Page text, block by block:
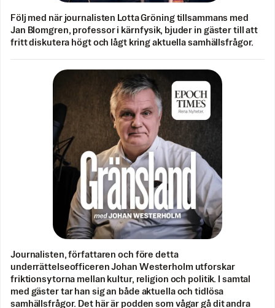
Följ med när journalisten Lotta Gröning tillsammans med
Jan Blomgren, professor i kärnfysik, bjuder in gäster till att
fritt diskutera högt och lågt kring aktuella samhällsfrågor.
Journalisten, författaren och före detta
underrättelseofficeren Johan Westerholm utforskar
friktionsytorna mellan kultur, religion och politik. I samtal
med gäster tar han sig an både aktuella och tidlösa
samhällsfrågor. Det här är podden som vågar gå dit andra